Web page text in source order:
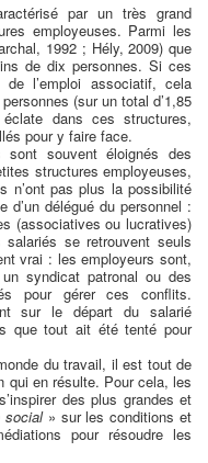
par un très grand
employeuses. Parmi les
1992 ; Hély, 2009) que
de dix personnes. Si ces
l’emploi associatif, cela
(sur un total d’1,85
dans ces structures,
pour y faire face.
souvent éloignés des
structures employeuses,
n’ont pas plus la possibilité
d’un délégué du personnel :
(associatives ou lucratives)
se retrouvent seuls
vrai : les employeurs sont,
syndicat patronal ou des
pour gérer ces conflits.
sur le départ du salarié
que tout ait été tenté pour
du travail, il est tout de
qui en résulte. Pour cela, les
des plus grandes et
social» sur les conditions et
pour résoudre les